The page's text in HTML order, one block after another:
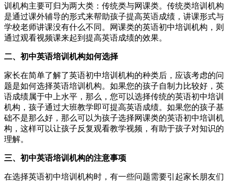
训机构主要可归为两大类：传统类与网课类。传统类培训机构
是通过课外辅导的形式来帮助孩子提高英语成绩，讲课形式与
学校老师讲课没有什么不同。网课类的英语初中培训机构，则
通过观看视频课来起到提高英语成绩的效果。
二、初中英语培训机构如何选择
家长在简单了解了英语初中培训机构的种类后，应该考虑的问
题是如何选择英语培训机构。如果您的孩子自制力比较好，英
语成绩属于中上水平，那么，您可以选择传统的英语初中培训
机构，孩子通过大班教学即可提高英语成绩。如果您的孩子基
础不是那么好，那么可以为孩子选择网课类的英语初中培训机
构，这样可以让孩子反复观看教学视频，有助于孩子对知识的
理解。
三、初中英语培训机构的注意事项
在选择英语初中培训机构时，有一些问题需要引起家长朋友们